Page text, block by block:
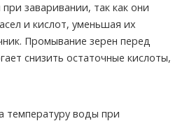
заваривании, так как они
и кислот, уменьшая их
Промывание зерен перед
снизить остаточные кислоты,
температуру воды при